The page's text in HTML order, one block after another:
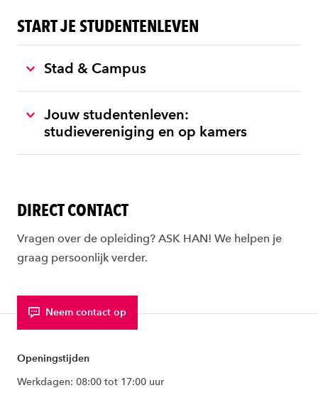
START JE STUDENTENLEVEN
Stad & Campus
Jouw studentenleven:
studievereniging en op kamers
DIRECT CONTACT
Vragen over de opleiding? ASK HAN! We helpen je
graag persoonlijk verder.
Neem contact op
Openingstijden
Werkdagen: 08:00 tot 17:00 uur